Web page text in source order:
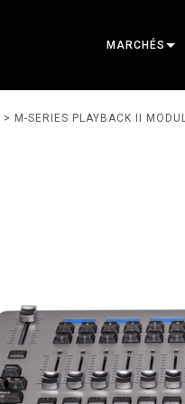
MARCHÉS
> M-SERIES PLAYBACK II